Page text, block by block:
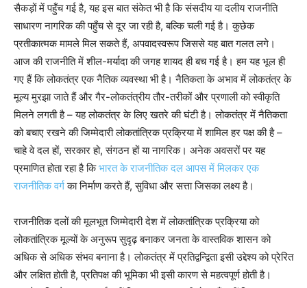
सैकड़ों में पहुँच गई है, यह इस बात संकेत भी है कि संसदीय या दलीय राजनीति
साधारण नागरिक की पहुँच से दूर जा रही है, बल्कि चली गई है। कुछेक
प्रतीकात्मक मामले मिल सकते हैं, अपवादस्वरूप जिससे यह बात गलत लगे।
आज की राजनीति में शील-मर्यादा की जगह शायद ही बच गई है। हम यह भूल ही
गए हैं कि लोकतंत्र एक नैतिक व्यवस्था भी है। नैतिकता के अभाव में लोकतंत्र के
मूल्य मुरझा जाते हैं और गैर-लोकतंत्रीय तौर-तरीकों और प्रणाली को स्वीकृति
मिलने लगती है – यह लोकतंत्र के लिए खतरे की घंटी है। लोकतंत्र में नैतिकता
को बचाए रखने की जिम्मेदारी लोकतांत्रिक प्रक्रिया में शामिल हर पक्ष की है –
चाहे वे दल हों, सरकार हो, संगठन हों या नागरिक। अनेक अवसरों पर यह
प्रमाणित होता रहा है किभारत के राजनीतिक दल आपस में मिलकर एक
राजनीतिक वर्गका निर्माण करते हैं, सुविधा और सत्ता जिसका लक्ष्य है।
राजनीतिक दलों की मूलभूत जिम्मेदारी देश में लोकतांत्रिक प्रक्रिया को
लोकतांत्रिक मूल्यों के अनुरूप सुदृढ़ बनाकर जनता के वास्तविक शासन को
अधिक से अधिक संभव बनाना है। लोकतंत्र में प्रतिद्वन्द्विता इसी उद्देश्य को प्रेरित
और लक्षित होती है, प्रतिपक्ष की भूमिका भी इसी कारण से महत्वपूर्ण होती है।